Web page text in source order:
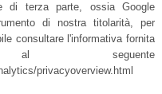
di terza parte, ossia Google
di nostra titolarità, per
consultare l'informativa fornita
seguente
privacyoverview.html